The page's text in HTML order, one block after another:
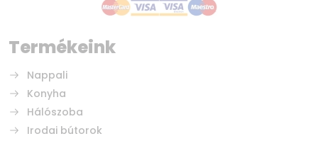
Termékeink
Nappali
Konyha
Hálószoba
Irodai bútorok